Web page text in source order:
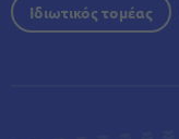
Ιδιωτικός τομέας